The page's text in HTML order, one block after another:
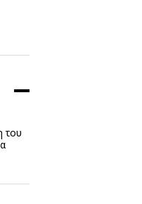
του